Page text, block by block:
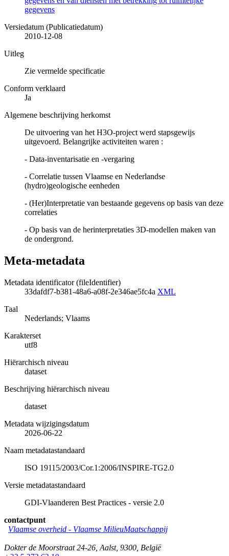
gegevens
Versiedatum (Publicatiedatum)
2010-12-08
Uitleg
Zie vermelde specificatie
Conform verklaard
Ja
Algemene beschrijving herkomst
De uitvoering van het H3O-project werd stapsgewijs
uitgevoerd. Belangrijke activiteiten waren :
- Data-inventarisatie en -vergaring
- Correlatie tussen Vlaamse en Nederlandse
(hydro)geologische eenheden
- (Her)Interpretatie van bestaande gegevens op basis van deze
correlaties
- Op basis van de herinterpretaties 3D-modellen maken van
de ondergrond.
Meta-metadata
Metadata identificator (fileIdentifier)
33dafdf7-b381-48a6-a08f-2e346ae5fc4a XML
Taal
Nederlands; Vlaams
Karakterset
utf8
Hiërarchisch niveau
dataset
Beschrijving hiërarchisch niveau
dataset
Metadata wijzigingsdatum
2026-06-22
Naam metadatastandaard
ISO 19115/2003/Cor.1:2006/INSPIRE-TG2.0
Versie metadatastandaard
GDI-Vlaanderen Best Practices - versie 2.0
contactpunt
Vlaamse overheid - Vlaamse MilieuMaatschappij
Dokter de Moorstraat 24-26 Aalst, 9300 België